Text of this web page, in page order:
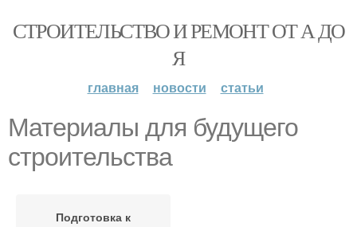
СТРОИТЕЛЬСТВО И РЕМОНТ ОТ А ДО
Я
главная новости статьи
Материалы для будущего
строительства
Подготовка к